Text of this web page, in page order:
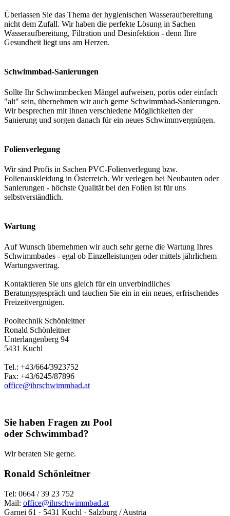
Überlassen Sie das Thema der hygienischen Wasseraufbereitung
nicht dem Zufall. Wir haben die perfekte Lösung in Sachen
Wasseraufbereitung, Filtration und Desinfektion - denn Ihre
Gesundheit liegt uns am Herzen.
Schwimmbad-Sanierungen
Sollte Ihr Schwimmbecken Mängel aufweisen, porös oder einfach
"alt" sein, übernehmen wir auch gerne Schwimmbad-Sanierungen.
Wir besprechen mit Ihnen verschiedene Möglichkeiten der
Sanierung und sorgen danach für ein neues Schwimmvergnügen.
Folienverlegung
Wir sind Profis in Sachen PVC-Folienverlegung bzw.
Folienauskleidung in Österreich. Wir verlegen bei Neubauten oder
Sanierungen - höchste Qualität bei den Folien ist für uns
selbstverständlich.
Wartung
Auf Wunsch übernehmen wir auch sehr gerne die Wartung Ihres
Schwimmbades - egal ob Einzelleistungen oder mittels jährlichem
Wartungsvertrag.
Kontaktieren Sie uns gleich für ein unverbindliches
Beratungsgespräch und tauchen Sie ein in ein neues, erfrischendes
Freizeitvergnügen.
Pooltechnik Schönleitner
Ronald Schönleitner
Unterlangenberg 94
5431 Kuchl
Tel.: +43/664/3923752
Fax: +43/6245/87896
office@ihrschwimmbad.at
Sie haben Fragen zu Pool
oder Schwimmbad?
Wir beraten Sie gerne.
Ronald Schönleitner
Tel: 0664 / 39 23 752
Mail: office@ihrschwimmbad.at
Garnei 61 · 5431 Kuchl · Salzburg / Austria